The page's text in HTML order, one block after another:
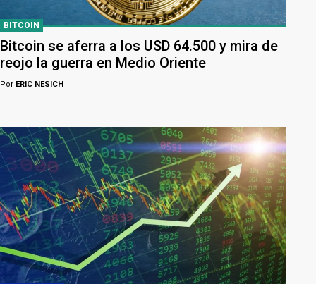
BITCOIN
Bitcoin se aferra a los USD 64.500 y mira de
reojo la guerra en Medio Oriente
Por ERIC NESICH